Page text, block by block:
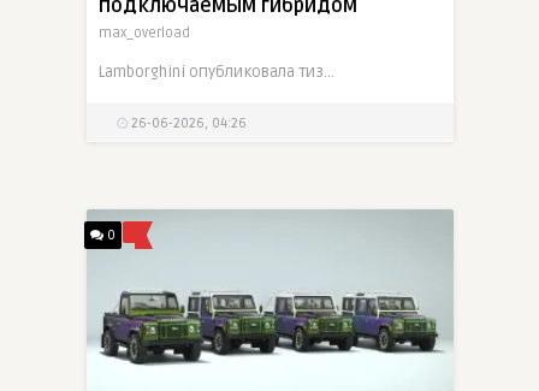
подключаемым гибридом
max_overload
Lamborghini опубликовала тизер нового высокопроизводительного Urus перед дебютом 1 июля. Ожидается обновленный Urus Performante с подключаемой гибридной силовой установкой в духе Urus SE. На
26-06-2026, 04:26
0